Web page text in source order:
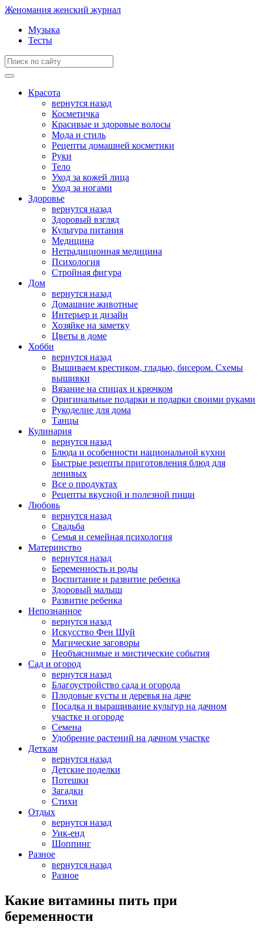
Женомания женский журнал
Музыка
Тесты
Красота
вернутся назад
Косметичка
Красивые и здоровые волосы
Мода и стиль
Рецепты домашней косметики
Руки
Тело
Уход за кожей лица
Уход за ногами
Здоровье
вернутся назад
Здоровый взгляд
Культура питания
Медицина
Нетрадиционная медицина
Психология
Стройная фигура
Дом
вернутся назад
Домашние животные
Интерьер и дизайн
Хозяйке на заметку
Цветы в доме
Хобби
вернутся назад
Вышиваем крестиком, гладью, бисером. Схемы
вышивки
Вязание на спицах и крючком
Оригинальные подарки и подарки своими руками
Рукоделие для дома
Танцы
Кулинария
вернутся назад
Блюда и особенности национальной кухни
Быстрые рецепты приготовления блюд для
ленивых
Все о продуктах
Рецепты вкусной и полезной пищи
Любовь
вернутся назад
Свадьба
Семья и семейная психология
Материнство
вернутся назад
Беременность и роды
Воспитание и развитие ребенка
Здоровый малыш
Развитие ребенка
Непознанное
вернутся назад
Искусство Фен Шуй
Магические заговоры
Необъяснимые и мистические события
Сад и огород
вернутся назад
Благоустройство сада и огорода
Плодовые кусты и деревья на даче
Посадка и выращивание культур на дачном
участке и огороде
Семена
Удобрение растений на дачном участке
Деткам
вернутся назад
Детские поделки
Потешки
Загадки
Стихи
Отдых
вернутся назад
Уик-енд
Шоппинг
Разное
вернутся назад
Разное
Какие витамины пить при
беременности